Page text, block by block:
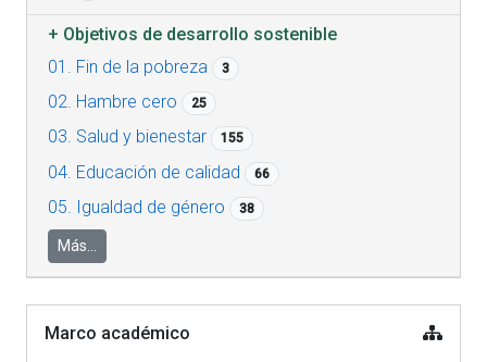
+ Objetivos de desarrollo sostenible
01. Fin de la pobreza
3
02. Hambre cero 25
03. Salud y bienestar 155
04. Educación de calidad 66
05. Igualdad de género 38
Más...
Marco académico